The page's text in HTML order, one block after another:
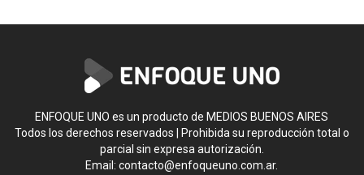
ENFOQUE UNO es un producto de MEDIOS BUENOS AIRES
Todos los derechos reservados | Prohibida su reproducción total o
parcial sin expresa autorización.
Email:contacto@enfoqueuno.com.ar.